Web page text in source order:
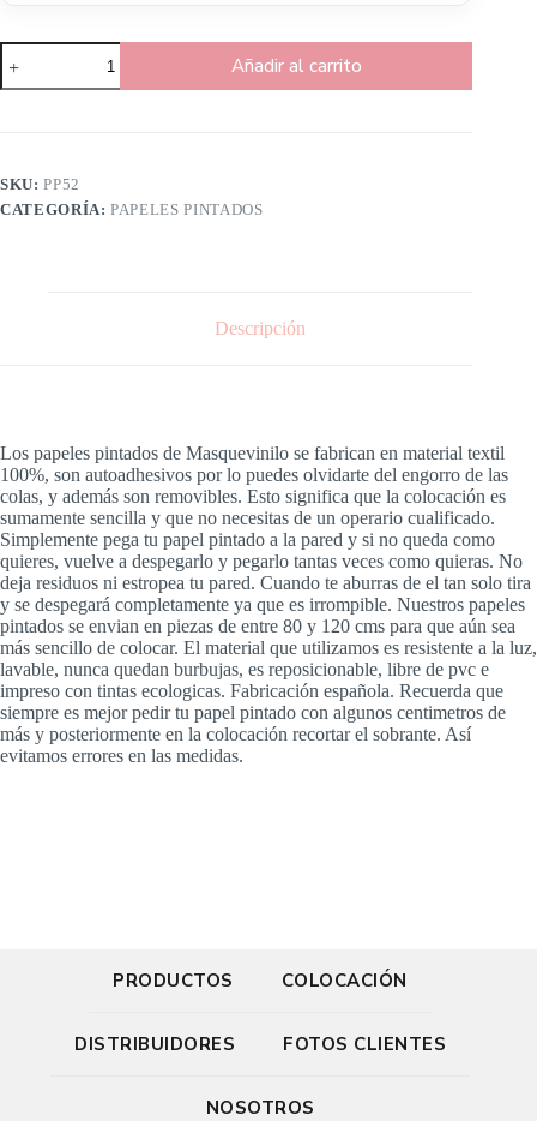
Añadir al carrito
SKU:PP52
CATEGORÍA:PAPELES PINTADOS
Descripción
Los papeles pintados de Masquevinilo se fabrican en material textil
100%, son autoadhesivos por lo puedes olvidarte del engorro de las
colas, y además son removibles. Esto significa que la colocación es
sumamente sencilla y que no necesitas de un operario cualificado.
Simplemente pega tu papel pintado a la pared y si no queda como
quieres, vuelve a despegarlo y pegarlo tantas veces como quieras. No
deja residuos ni estropea tu pared. Cuando te aburras de el tan solo tira
y se despegará completamente ya que es irrompible. Nuestros papeles
pintados se envian en piezas de entre 80 y 120 cms para que aún sea
más sencillo de colocar. El material que utilizamos es resistente a la luz,
lavable, nunca quedan burbujas, es reposicionable, libre de pvc e
impreso con tintas ecologicas. Fabricación española. Recuerda que
siempre es mejor pedir tu papel pintado con algunos centimetros de
más y posteriormente en la colocación recortar el sobrante. Así
evitamos errores en las medidas.
PRODUCTOS COLOCACIÓN
DISTRIBUIDORES FOTOS CLIENTES
NOSOTROS